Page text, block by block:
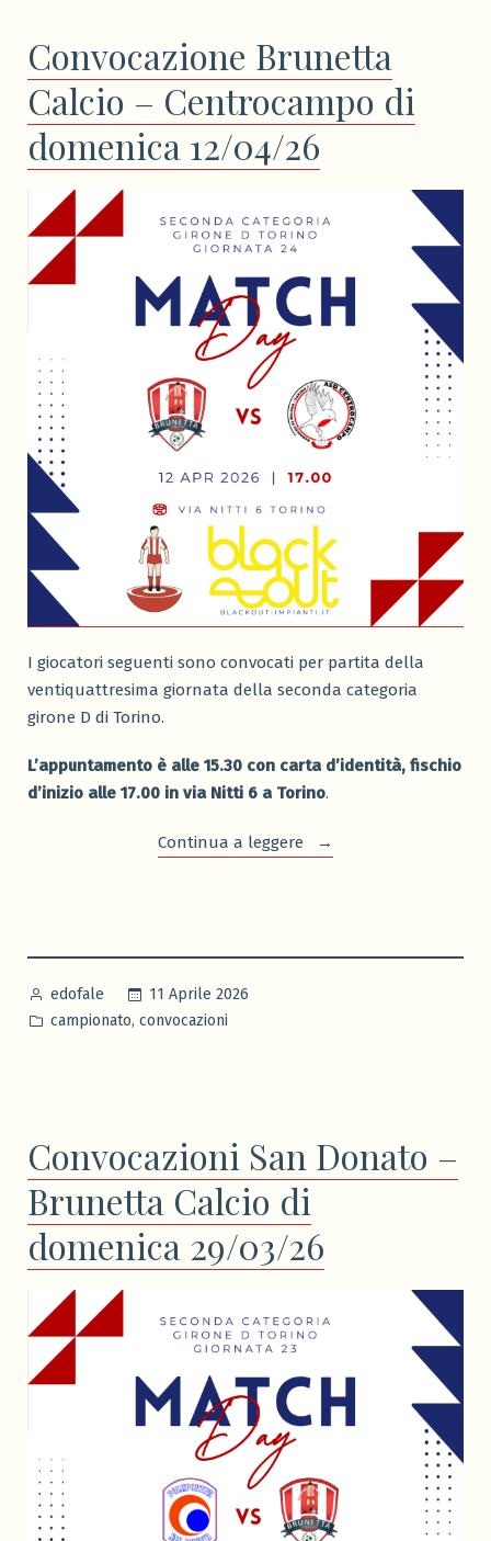
Convocazione Brunetta
Calcio – Centrocampo di
domenica 12/04/26
I giocatori seguenti sono convocati per partita della
ventiquattresima giornata della seconda categoria
girone D di Torino.
L’appuntamento è alle 15.30 con carta d’identità, fischio
d’inizio alle 17.00 in via Nitti 6 a Torino.
Continua a leggere
“Convocazione
Pubblicato
da
edofale
11 Aprile 2026
Pubblicato
campionato, convocazioni
Convocazioni San Donato –
Brunetta Calcio di
domenica 29/03/26